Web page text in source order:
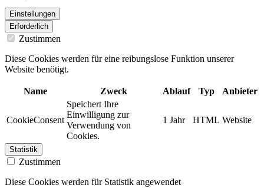
Einstellungen
Erforderlich
Zustimmen
Diese Cookies werden für eine reibungslose Funktion unserer
Website benötigt.
Name Zweck Ablauf Typ Anbieter
CookieConsent
Speichert Ihre
Einwilligung zur
Verwendung von
Cookies.
1 Jahr HTML Website
Statistik
Zustimmen
Diese Cookies werden für Statistik angewendet